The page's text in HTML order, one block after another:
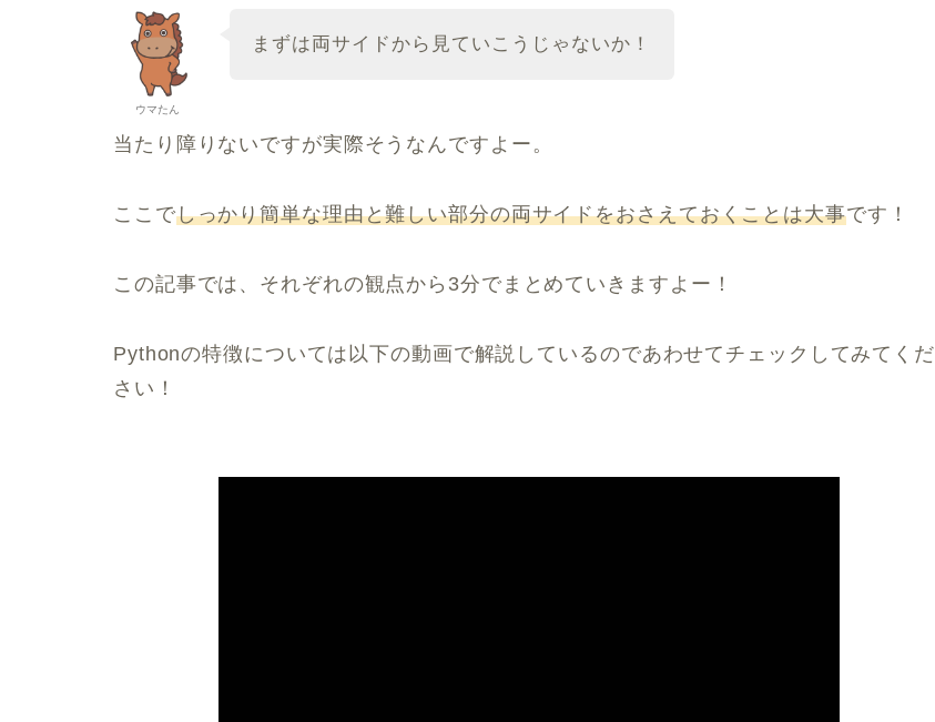
ウマたん
まずは両サイドから見ていこうじゃないか！
当たり障りないですが実際そうなんですよー。
ここでしっかり簡単な理由と難しい部分の両サイドをおさえておくことは大事です！
この記事では、それぞれの観点から3分でまとめていきますよー！
Pythonの特徴については以下の動画で解説しているのであわせてチェックしてみてくだ
さい！